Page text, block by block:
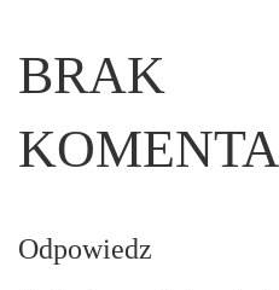
BRAK
Odpowiedz